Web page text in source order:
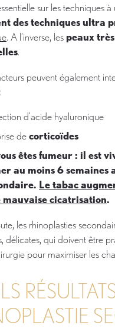
sur les techniques à
des techniques ultra
. A l’inverse, lespeaux
.
peuvent également
d’acide hyaluronique
decorticoïdes
êtes fumeur : il est
au moins 6
Le tabac
mauvaise cicatrisation.
les rhinoplasties
délicates, qui doivent être
pour maximiser les